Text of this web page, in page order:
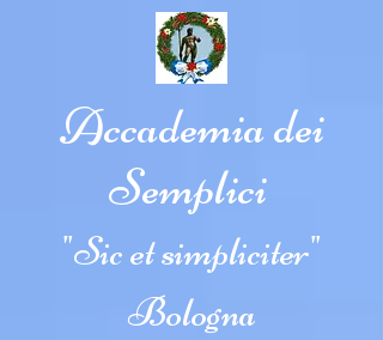
Accademia dei
Semplici
"Sic et simpliciter"
Bologna